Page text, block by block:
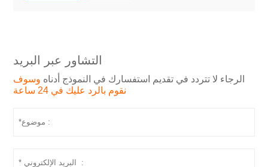
التشاور عبر البريد
الرجاء لا تتردد في تقديم استفسارك في النموذج أدناه وسوف
نقوم بالرد عليك في 24 ساعة